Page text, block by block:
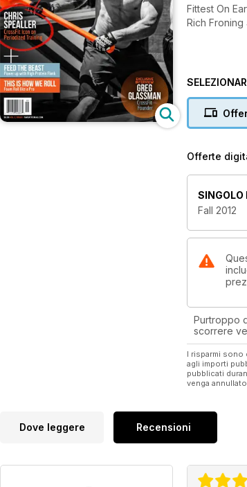
Fittest On
Rich
Offerte
SINGOLO
Fall 2012
Purtroppo
scorrere
I risparmi
agli importi
pubblicati
venga
Dove leggere Recensioni